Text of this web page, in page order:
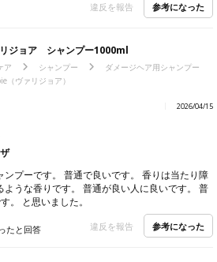
違反を報告 参考になった
ジョア シャンプー1000ml
ア シャンプー
ダメージヘア用シャンプー
（ヴァリジョア）
2026/04/15
ザ
ンプーです。 普通で良いです。 香りは当たり障
ような香りです。 普通が良い人に良いです。 普
。 と思いました。
たと回答 違反を報告 参考になった